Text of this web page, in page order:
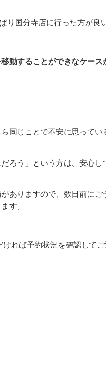
り国分寺店に行った方が良
動することができなケース
同じことで不安に思ってい
ろう」という方は、安心し
ありますので、数日前にご
す。
れば予約状況を確認してご